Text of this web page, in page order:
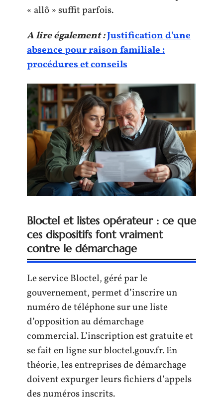
« allô » suffit parfois.
A lire également :Justification d'une
absence pour raison familiale :
procédures et conseils
Bloctel et listes opérateur : ce que
ces dispositifs font vraiment
contre le démarchage
Le service Bloctel, géré par le
gouvernement, permet d’inscrire un
numéro de téléphone sur une liste
d’opposition au démarchage
commercial. L’inscription est gratuite et
se fait en ligne sur bloctel.gouv.fr. En
théorie, les entreprises de démarchage
doivent expurger leurs fichiers d’appels
des numéros inscrits.